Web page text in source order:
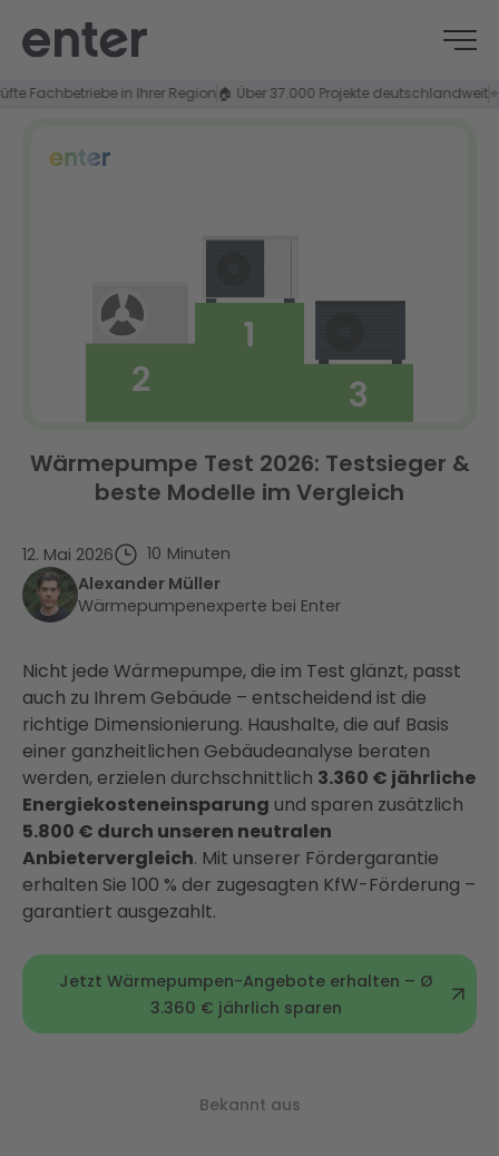
in Ihrer Region🏠 Über 37.000 Projekte deutschlandweit⭐ 4,8/
Wärmepumpe Test 2026: Testsieger &
beste Modelle im Vergleich
12. Mai 2026 10 Minuten
Alexander Müller
Wärmepumpenexperte bei Enter
Nicht jede Wärmepumpe, die im Test glänzt, passt
auch zu Ihrem Gebäude – entscheidend ist die
richtige Dimensionierung. Haushalte, die auf Basis
einer ganzheitlichen Gebäudeanalyse beraten
werden, erzielen durchschnittlich 3.360 € jährliche
Energiekosteneinsparung und sparen zusätzlich
5.800 € durch unseren neutralen
Anbietervergleich. Mit unserer Fördergarantie
erhalten Sie 100 % der zugesagten KfW-Förderung –
garantiert ausgezahlt.
Jetzt Wärmepumpen-Angebote erhalten – Ø
3.360 € jährlich sparen
Bekannt aus